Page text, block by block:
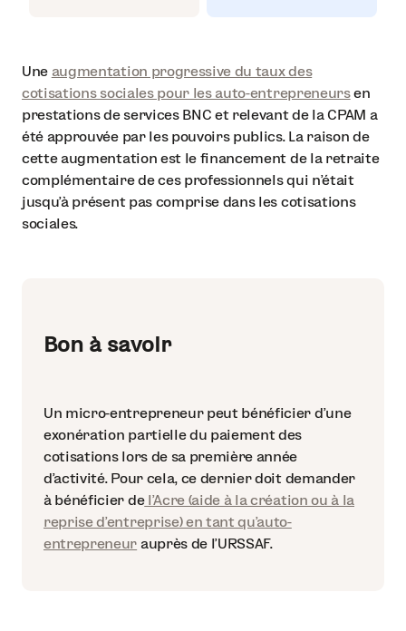
Une augmentation progressive du taux des
cotisations sociales pour les auto-entrepreneursen
prestations de services BNC et relevant de la CPAM a
été approuvée par les pouvoirs publics. La raison de
cette augmentation est le financement de la retraite
complémentaire de ces professionnels qui n’était
jusqu’à présent pas comprise dans les cotisations
sociales.
Bon à savoir
Un micro-entrepreneur peut bénéficier d’une
exonération partielle du paiement des
cotisations lors de sa première année
d’activité. Pour cela, ce dernier doit demander
à bénéficier del’Acre (aide à la création ou à la
reprise d’entreprise) en tant qu’auto-
entrepreneur auprès de l’URSSAF.